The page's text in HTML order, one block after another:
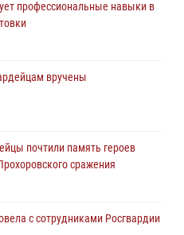
подозреваемую в краже
милиции в
профессиональные навыки в
вручены
почтили память героев
сражения
с сотрудниками Росгвардии